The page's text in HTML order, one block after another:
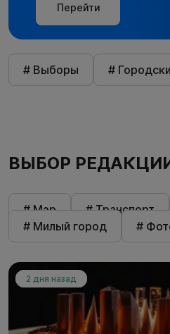
Перейти
# Выборы #
ВЫБОР
# Мэр # Транспорт
# Милый город
#
2 дня назад